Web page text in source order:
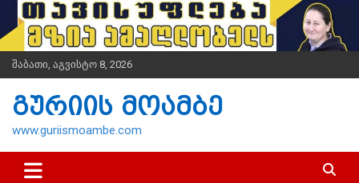
i
t
შაბათი, აგვისტო 8, 2026
გურიის მოამბე
www.guriismoambe.com